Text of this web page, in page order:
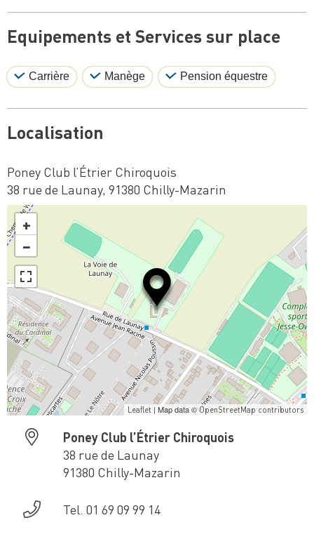
Equipements et Services sur place
Carrière Manège Pension équestre
Localisation
Poney Club l’Étrier Chiroquois
38 rue de Launay, 91380 Chilly-Mazarin
+
−
Leaflet | Map data ©OpenStreetMap contributors
Poney Club l’Étrier Chiroquois
38 rue de Launay
91380 Chilly-Mazarin
Tel. 01 69 09 99 14